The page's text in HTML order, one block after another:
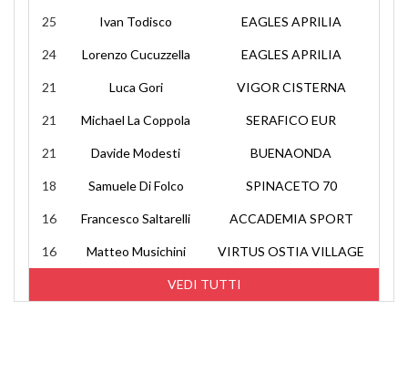
VEDI TUTTI
25 Ivan Todisco EAGLES APRILIA
24 Lorenzo Cucuzzella EAGLES APRILIA
21 Luca Gori VIGOR CISTERNA
21 Michael La Coppola SERAFICO EUR
21 Davide Modesti BUENAONDA
18 Samuele Di Folco SPINACETO 70
16 Francesco Saltarelli ACCADEMIA SPORT
16 Matteo Musichini VIRTUS OSTIA VILLAGE